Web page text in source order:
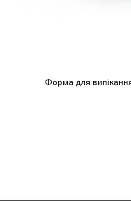
Форма для